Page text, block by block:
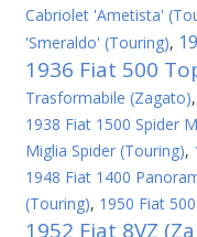
Cabriolet 'Ametista'
'Smeraldo' (Touring),
1936 Fiat 500
Trasformabile (Zagato),
1938 Fiat 1500 Spider
Miglia Spider (Touring),
1948 Fiat 1400
(Touring), 1950 Fiat
1952 Fiat 8VZ